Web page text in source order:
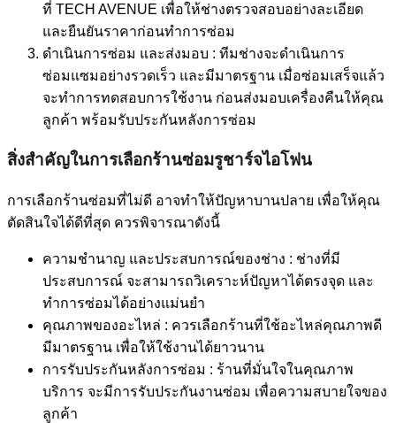
ที่ TECH AVENUE เพื่อให้ช่างตรวจสอบอย่างละเอียด
และยืนยันราคาก่อนทำการซ่อม
ดำเนินการซ่อม และส่งมอบ : ทีมช่างจะดำเนินการ
ซ่อมแซมอย่างรวดเร็ว และมีมาตรฐาน เมื่อซ่อมเสร็จแล้ว
จะทำการทดสอบการใช้งาน ก่อนส่งมอบเครื่องคืนให้คุณ
ลูกค้า พร้อมรับประกันหลังการซ่อม
สิ่งสำคัญในการเลือกร้านซ่อมรูชาร์จไอโฟน
การเลือกร้านซ่อมที่ไม่ดี อาจทำให้ปัญหาบานปลาย เพื่อให้คุณ
ตัดสินใจได้ดีที่สุด ควรพิจารณาดังนี้
ความชำนาญ และประสบการณ์ของช่าง : ช่างที่มี
ประสบการณ์ จะสามารถวิเคราะห์ปัญหาได้ตรงจุด และ
ทำการซ่อมได้อย่างแม่นยำ
คุณภาพของอะไหล่ : ควรเลือกร้านที่ใช้อะไหล่คุณภาพดี
มีมาตรฐาน เพื่อให้ใช้งานได้ยาวนาน
การรับประกันหลังการซ่อม : ร้านที่มั่นใจในคุณภาพ
บริการ จะมีการรับประกันงานซ่อม เพื่อความสบายใจของ
ลูกค้า